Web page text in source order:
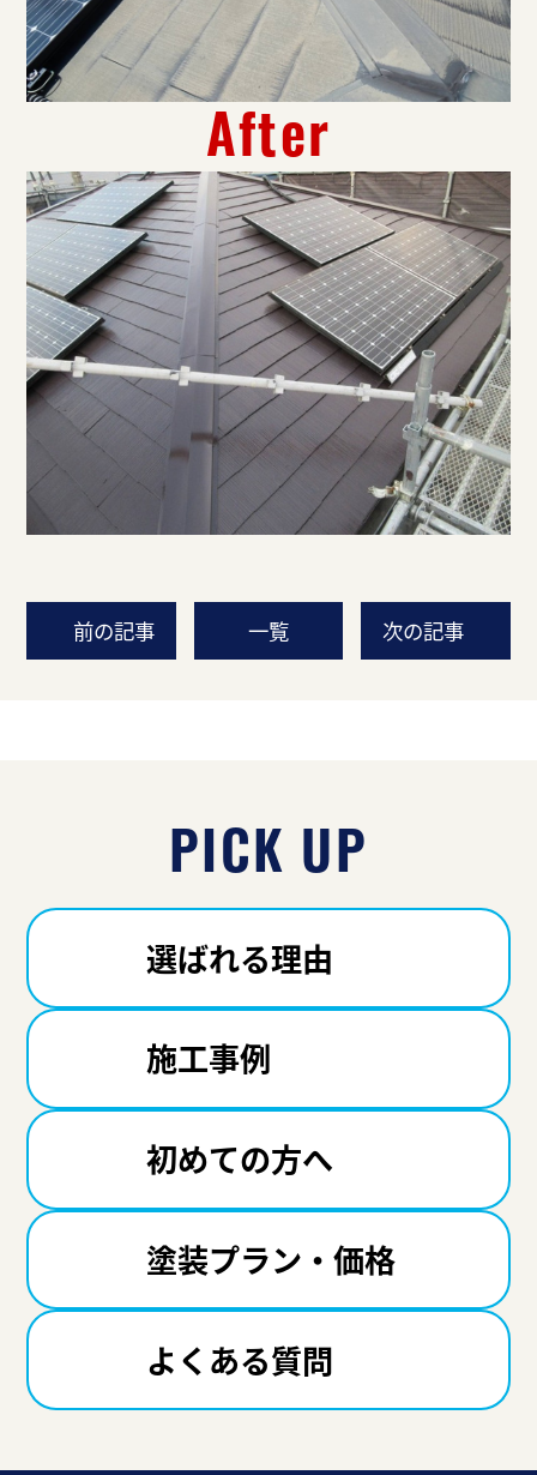
After
前の記事 一覧 次の記事
PICK UP
選ばれる理由
施工事例
初めての方へ
塗装プラン・価格
よくある質問